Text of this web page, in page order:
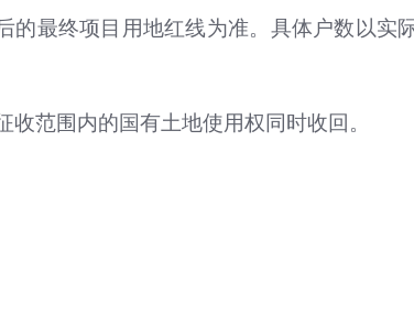
最终项目用地红线为准。具体户数以实
范围内的国有土地使用权同时收回。